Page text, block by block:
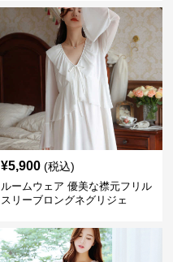
¥5,900 (税込)
ルームウェア 優美な襟元フリル
スリーブロングネグリジェ